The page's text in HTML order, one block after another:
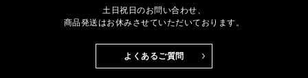
土日祝日のお問い合わせ、
商品発送はお休みさせていただいております。
よくあるご質問